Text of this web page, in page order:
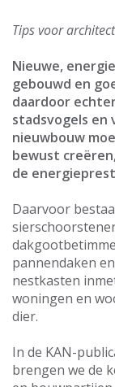
Tips voor
Nieuwe,
gebouwd en
daardoor
stadsvogels en
nieuwbouw
bewust
de
Daarvoor
pannendaken
nestkasten
woningen en
dier.
In de KAN-
brengen we de